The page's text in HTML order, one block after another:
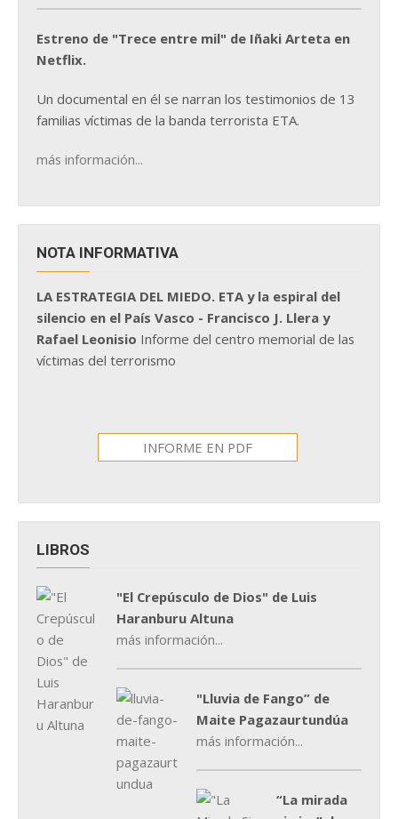
Estreno de "Trece entre mil" de Iñaki Arteta en
Netflix.
Un documental en él se narran los testimonios de 13
familias víctimas de la banda terrorista ETA.
más información...
NOTA INFORMATIVA
LA ESTRATEGIA DEL MIEDO. ETA y la espiral del
silencio en el País Vasco - Francisco J. Llera y
Rafael Leonisio Informe del centro memorial de las
víctimas del terrorismo
INFORME EN PDF
LIBROS
"El Crepúsculo de Dios" de Luis
Haranburu Altuna
más información...
"Lluvia de Fango” de
Maite Pagazaurtundúa
más información...
“La mirada